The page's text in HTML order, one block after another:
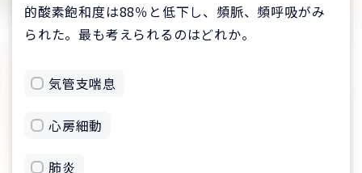
的酸素飽和度は88％と低下し、頻脈、頻呼吸がみ
られた。最も考えられるのはどれか。
気管支喘息
心房細動
肺炎